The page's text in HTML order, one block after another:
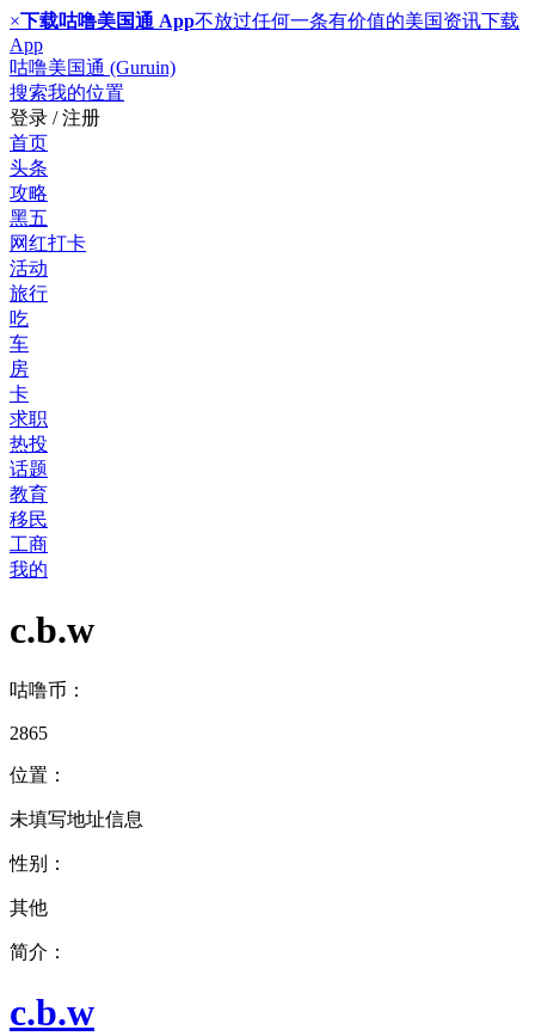
×下载咕噜美国通 App不放过任何一条有价值的美国资讯下载
App
咕噜美国通 (Guruin)
搜索我的位置
登录 / 注册
首页
头条
攻略
黑五
网红打卡
活动
旅行
吃
车
房
卡
求职
热投
话题
教育
移民
工商
我的
c.b.w
咕噜币：
2865
位置：
未填写地址信息
性别：
其他
简介：
c.b.w